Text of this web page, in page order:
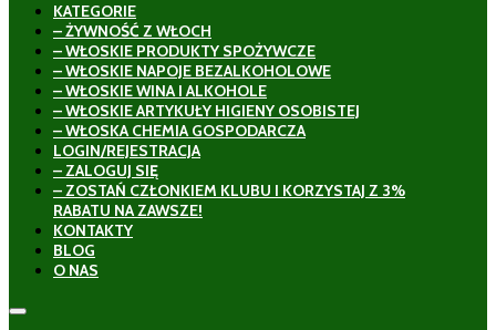
KATEGORIE
– ŻYWNOŚĆ Z WŁOCH
– WŁOSKIE PRODUKTY SPOŻYWCZE
– WŁOSKIE NAPOJE BEZALKOHOLOWE
– WŁOSKIE WINA I ALKOHOLE
– WŁOSKIE ARTYKUŁY HIGIENY OSOBISTEJ
– WŁOSKA CHEMIA GOSPODARCZA
LOGIN/REJESTRACJA
– ZALOGUJ SIĘ
– ZOSTAŃ CZŁONKIEM KLUBU I KORZYSTAJ Z 3%
RABATU NA ZAWSZE!
KONTAKTY
BLOG
O NAS